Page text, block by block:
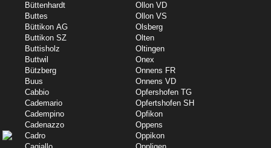
Büttenhardt
Buttes
Büttikon AG
Buttikon SZ
Buttisholz
Buttwil
Bützberg
Buus
Cabbio
Cademario
Cadempino
Cadenazzo
Cadro
Ollon VD
Ollon VS
Olsberg
Olten
Oltingen
Onex
Onnens FR
Onnens VD
Opfershofen TG
Opfertshofen SH
Opfikon
Oppens
Oppikon